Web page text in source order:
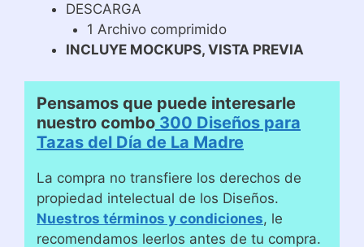
DESCARGA
1 Archivo comprimido
INCLUYE MOCKUPS, VISTA PREVIA
Pensamos que puede interesarle
nuestro combo 300 Diseños para
Tazas del Día de La Madre
La compra no transfiere los derechos de
propiedad intelectual de los Diseños.
Nuestros términos y condiciones, le
recomendamos leerlos antes de tu compra.